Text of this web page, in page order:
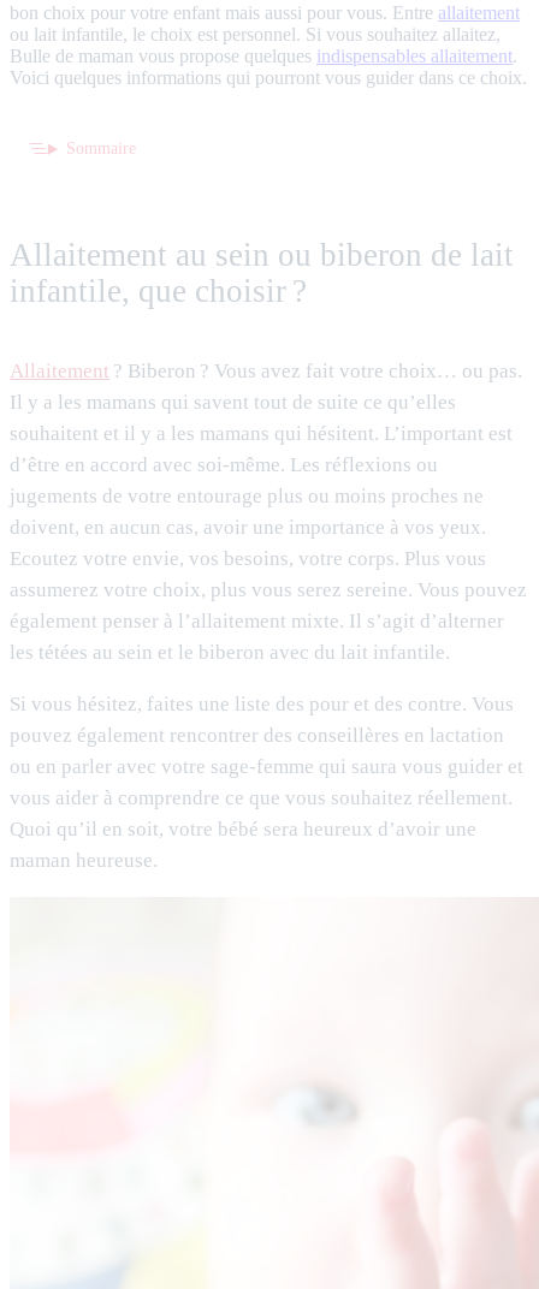
bon choix pour votre enfant mais aussi pour vous. Entre allaitement
ou lait infantile, le choix est personnel. Si vous souhaitez allaitez,
Bulle de maman vous propose quelques indispensables allaitement.
Voici quelques informations qui pourront vous guider dans ce choix.
Sommaire
Allaitement au sein ou biberon de lait
infantile, que choisir ?
Allaitement ? Biberon ? Vous avez fait votre choix… ou pas.
Il y a les mamans qui savent tout de suite ce qu’elles
souhaitent et il y a les mamans qui hésitent. L’important est
d’être en accord avec soi-même. Les réflexions ou
jugements de votre entourage plus ou moins proches ne
doivent, en aucun cas, avoir une importance à vos yeux.
Ecoutez votre envie, vos besoins, votre corps. Plus vous
assumerez votre choix, plus vous serez sereine. Vous pouvez
également penser à l’allaitement mixte. Il s’agit d’alterner
les tétées au sein et le biberon avec du lait infantile.
Si vous hésitez, faites une liste des pour et des contre. Vous
pouvez également rencontrer des conseillères en lactation
ou en parler avec votre sage-femme qui saura vous guider et
vous aider à comprendre ce que vous souhaitez réellement.
Quoi qu’il en soit, votre bébé sera heureux d’avoir une
maman heureuse.